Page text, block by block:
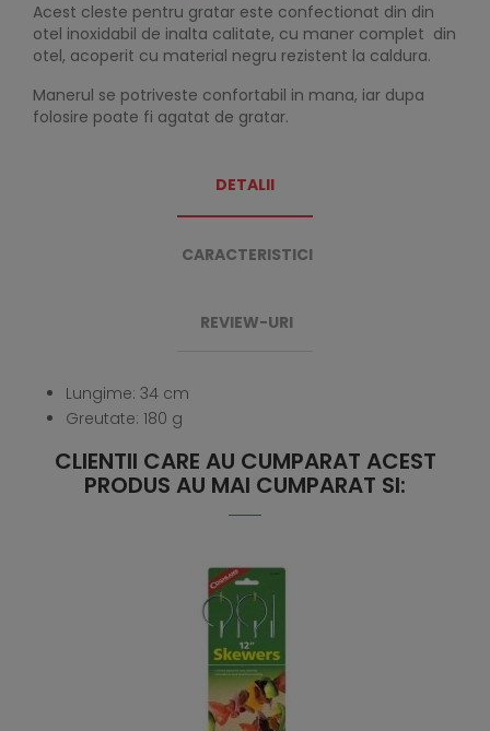
Acest cleste pentru gratar este confectionat din din
otel inoxidabil de inalta calitate, cu maner complet din
otel, acoperit cu material negru rezistent la caldura.
Manerul se potriveste confortabil in mana, iar dupa
folosire poate fi agatat de gratar.
DETALII
CARACTERISTICI
REVIEW-URI
Lungime: 34 cm
Greutate: 180 g
CLIENTII CARE AU CUMPARAT ACEST
PRODUS AU MAI CUMPARAT SI: